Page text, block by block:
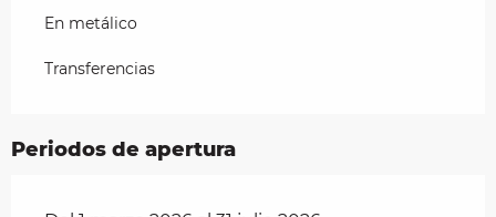
En metálico
Transferencias
Periodos de apertura